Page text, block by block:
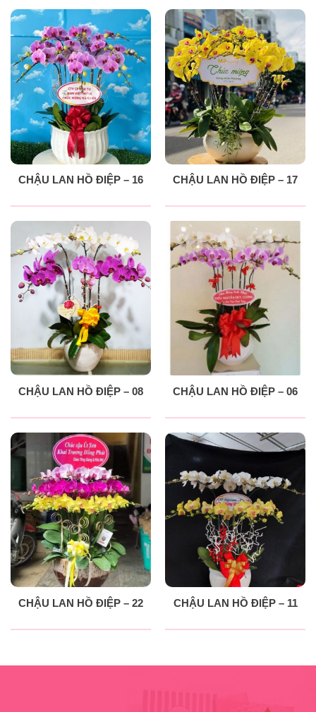
CHẬU LAN HỒ ĐIỆP – 16 CHẬU LAN HỒ ĐIỆP – 17
CHẬU LAN HỒ ĐIỆP – 08 CHẬU LAN HỒ ĐIỆP – 06
CHẬU LAN HỒ ĐIỆP – 22 CHẬU LAN HỒ ĐIỆP – 11